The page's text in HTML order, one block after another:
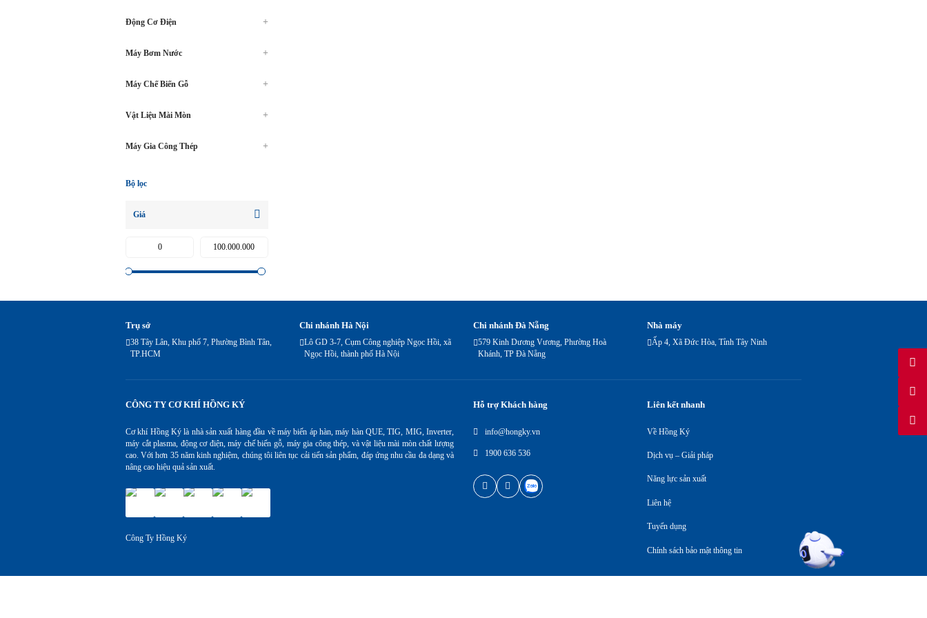
Động Cơ Điện
Máy Bơm Nước
Máy Chế Biến Gỗ
Vật Liệu Mài Mòn
Máy Gia Công Thép
Bộ lọc
Giá
Trụ sở
38 Tây Lân, Khu phố 7, Phường Bình Tân,
TP.HCM
Chi nhánh Hà Nội
Lô GD 3-7, Cụm Công nghiệp Ngọc Hồi, xã
Ngọc Hồi, thành phố Hà Nội
Chi nhánh Đà Nẵng
579 Kinh Dương Vương, Phường Hoà
Khánh, TP Đà Nẵng
Nhà máy
Ấp 4, Xã Đức Hòa, Tỉnh Tây Ninh
CÔNG TY CƠ KHÍ HỒNG KÝ
Cơ khí Hồng Ký là nhà sản xuất hàng đầu về máy biến áp hàn, máy hàn QUE, TIG, MIG, Inverter,
máy cắt plasma, động cơ điện, máy chế biến gỗ, máy gia công thép, và vật liệu mài mòn chất lượng
cao. Với hơn 35 năm kinh nghiệm, chúng tôi liên tục cải tiến sản phẩm, đáp ứng nhu cầu đa dạng và
nâng cao hiệu quả sản xuất.
Công Ty Hồng Ký
Hỗ trợ Khách hàng
info@hongky.vn
1900 636 536
Liên kết nhanh
Về Hồng Ký
Dịch vụ – Giải pháp
Năng lực sản xuất
Liên hệ
Tuyển dụng
Chính sách bảo mật thông tin